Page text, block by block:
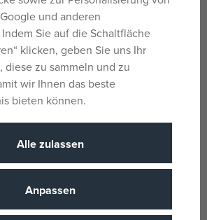
Tischboxen.
hochwertigem Polypropylen
BPA, Phthalaten und PVC ist.
× 12 × 10,2 cm
Dänemark, customersupport@nh-
und anderen
Sie auf die Schaltfläche
klicken, geben Sie uns Ihr
diese zu sammeln und zu
wir Ihnen das beste
bieten können.
Alle zulassen
Anpassen